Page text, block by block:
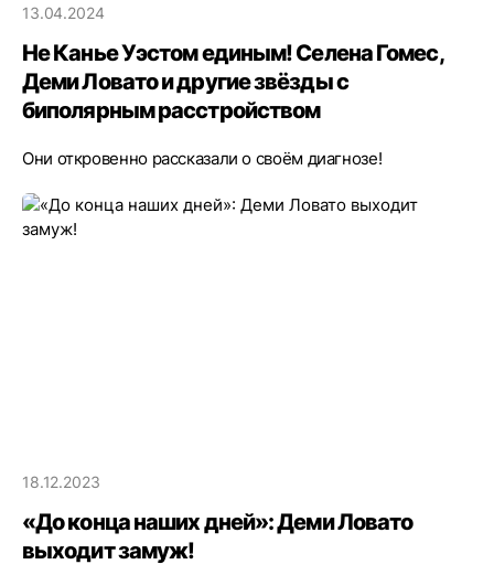
13.04.2024
Не Канье Уэстом единым! Селена Гомес,
Деми Ловато и другие звёзды с
биполярным расстройством
Они откровенно рассказали о своём диагнозе!
18.12.2023
«До конца наших дней»: Деми Ловато
выходит замуж!